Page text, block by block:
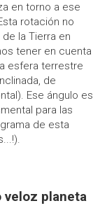
en torno a ese
rotación no
la Tierra en
tener en cuenta
esfera terrestre
de
Ese ángulo es
para las
de esta
veloz planeta